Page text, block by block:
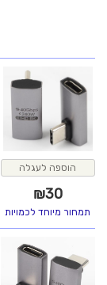
הוספה לעגלה
₪30
תמחור מיוחד לכמויות